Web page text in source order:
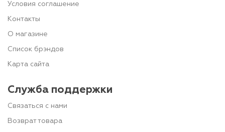
Условия соглашение
Контакты
О магазине
Список брэндов
Карта сайта
Служба поддержки
Связаться с нами
Возврат товара